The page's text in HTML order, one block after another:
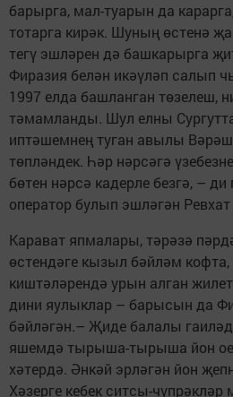
барырга, мал-туарын да
тотарга кирәк. Шуның өстенә
тегү эшләрен дә башкарырга
Фиразия белән икәүләп салып
1997 елда башланган төзелеш,
тәмамланды. Шул елны
иптәшемнең туган авылы
төпләндек. Һәр нәрсәгә
бөтен нәрсә кадерле безгә, –
оператор булып эшләгән
Карават япмалары, тәрәзә
өстендәге кызыл бәйләм
киштәләрендә урын алган
дини яулыклар – барысын да
бәйләгән.– Җиде балалы
яшемдә тырыша-тырыша йон
хәтердә. Әнкәй эрләгән йон
Хәзерге кебек ситсы-